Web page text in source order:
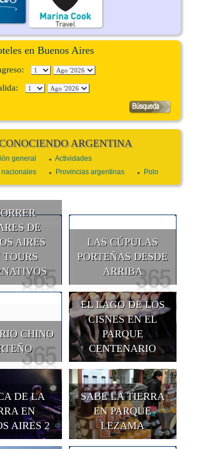
en Buenos Aires
ARGENTINA
general
Actividades
nacionales
Provincias argentinas Polo
DE
AIRES
TOURS
LAS CÚPULAS
PORTEÑAS DESDE
ARRIBA
CHINO
EL LAGO DE LOS
CISNES EN EL
PARQUE
CENTENARIO
DE LA
EN
AIRES 2
SABE LA TIERRA
EN PARQUE
LEZAMA